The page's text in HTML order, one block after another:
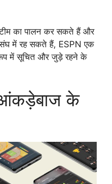
टीम का पालन कर सकते हैं और
संघ में रह सकते हैं, ESPN एक
में सूचित और जुड़े रहने के
के